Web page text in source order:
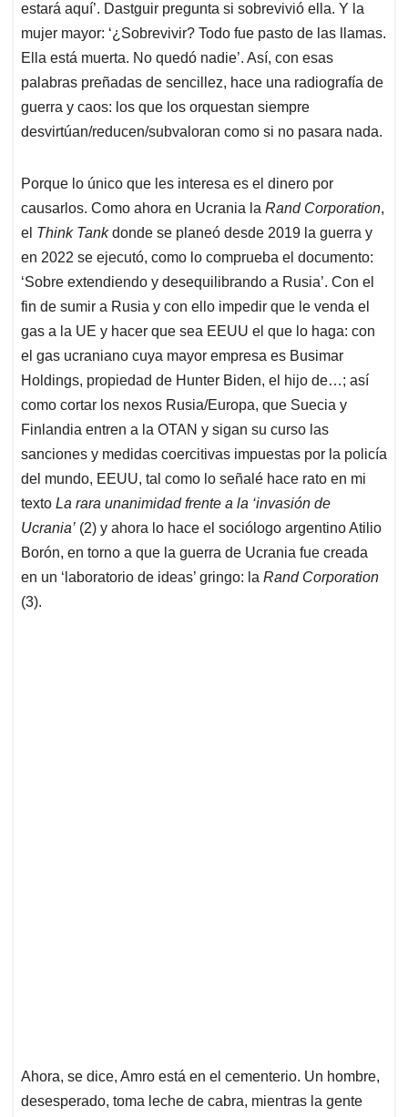
estará aquí’. Dastguir pregunta si sobrevivió ella. Y la
mujer mayor: ‘¿Sobrevivir? Todo fue pasto de las llamas.
Ella está muerta. No quedó nadie’. Así, con esas
palabras preñadas de sencillez, hace una radiografía de
guerra y caos: los que los orquestan siempre
desvirtúan/reducen/subvaloran como si no pasara nada.
Porque lo único que les interesa es el dinero por
causarlos. Como ahora en Ucrania la Rand Corporation,
el Think Tankdonde se planeó desde 2019 la guerra y
en 2022 se ejecutó, como lo comprueba el documento:
‘Sobre extendiendo y desequilibrando a Rusia’. Con el
fin de sumir a Rusia y con ello impedir que le venda el
gas a la UE y hacer que sea EEUU el que lo haga: con
el gas ucraniano cuya mayor empresa es Busimar
Holdings, propiedad de Hunter Biden, el hijo de…; así
como cortar los nexos Rusia/Europa, que Suecia y
Finlandia entren a la OTAN y sigan su curso las
sanciones y medidas coercitivas impuestas por la policía
del mundo, EEUU, tal como lo señalé hace rato en mi
texto La rara unanimidad frente a la ‘invasión de
Ucrania’ (2) y ahora lo hace el sociólogo argentino Atilio
Borón, en torno a que la guerra de Ucrania fue creada
en un ‘laboratorio de ideas’ gringo: la Rand Corporation
(3).
Ahora, se dice, Amro está en el cementerio. Un hombre,
desesperado, toma leche de cabra, mientras la gente